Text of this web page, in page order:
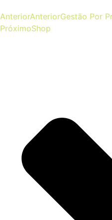
AnteriorAnteriorGestão Por
PróximoShop